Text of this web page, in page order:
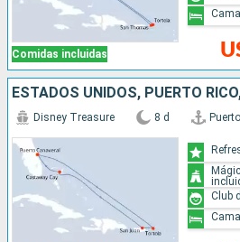
Comidas incluidas
Disney Treasure 8 d
Club